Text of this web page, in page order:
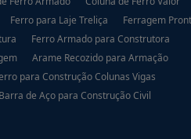
Ferro para Laje Treliça
Ferragem
Ferro Armado para Construtora
Arame Recozido para Armação
para Construção Colunas Vigas
Barra de Aço para Construção Civil